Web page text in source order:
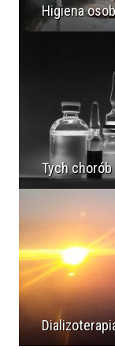
Higiena
Tych